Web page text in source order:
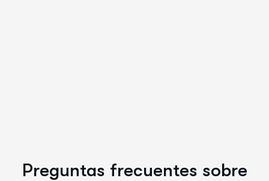
Preguntas frecuentes sobre